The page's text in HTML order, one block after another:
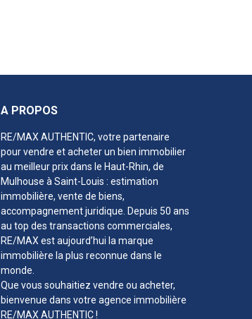
A PROPOS
RE/MAX AUTHENTIC, votre partenaire
pour vendre et acheter un bien immobilier
au meilleur prixdans le Haut-Rhin, de
Mulhouse à Saint-Louis : estimation
immobilière, vente de biens,
accompagnement juridique. Depuis 50 ans
au top des transactions commerciales,
RE/MAX est aujourd’hui la marque
immobilière la plus reconnue dans le
monde.
Que vous souhaitiez vendre ou acheter,
bienvenue dans votre agence immobilière
RE/MAX AUTHENTIC !